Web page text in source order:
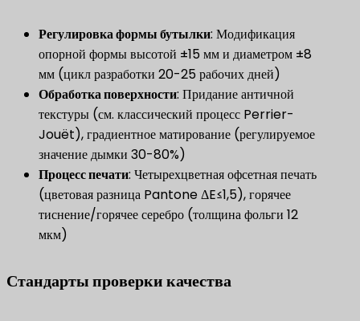
​Регулировка формы бутылки​​: Модификация
опорной формы высотой ±15 мм и диаметром ±8
мм (цикл разработки 20-25 рабочих дней)
​Обработка поверхности​​: Придание античной
текстуры (см. классический процесс Perrier-
Jouët), градиентное матирование (регулируемое
значение дымки 30-80%)
​Процесс печати​​: Четырехцветная офсетная печать
(цветовая разница Pantone ΔE≤1,5), горячее
тиснение/горячее серебро (толщина фольги 12
мкм)
Стандарты проверки качества